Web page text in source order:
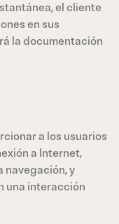
el cliente
en sus
la documentación
a los usuarios
a Internet,
navegación, y
una interacción